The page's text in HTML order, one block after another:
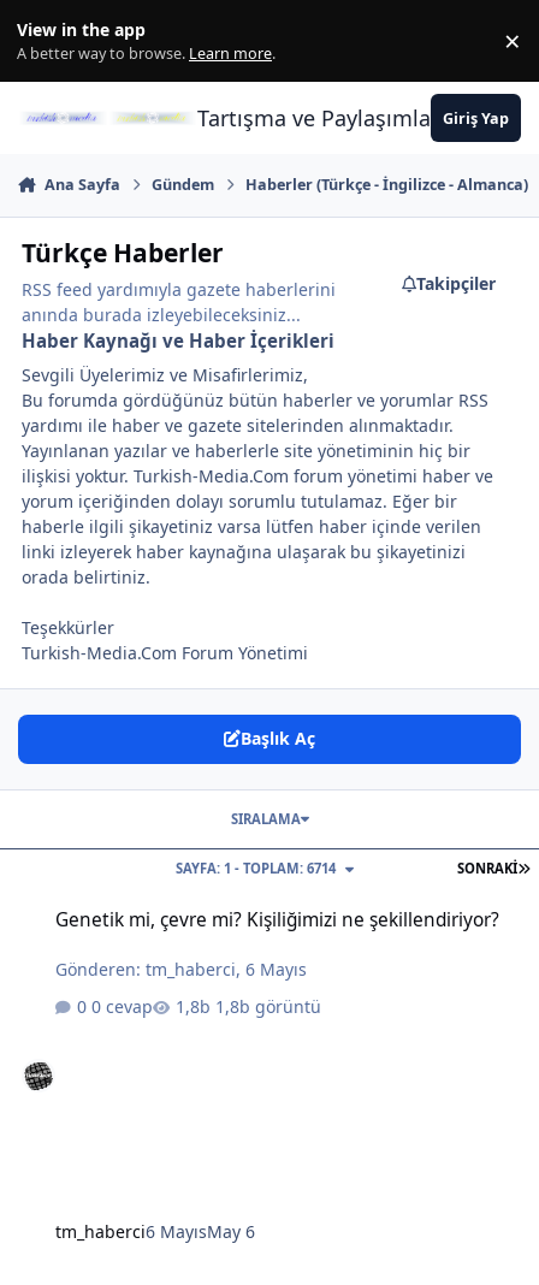
View in the app
A better way to browse. Learn more. ×
Tartışma ve PaylaşımlarınGiriş Yap
Ana Sayfa Gündem Haberler (Türkçe - İngilizce - Almanca)
Türkçe Haberler
RSS feed yardımıyla gazete haberlerini
anında burada izleyebileceksiniz...
Takipçiler
Haber Kaynağı ve Haber İçerikleri
Sevgili Üyelerimiz ve Misafirlerimiz,
Bu forumda gördüğünüz bütün haberler ve yorumlar RSS
yardımı ile haber ve gazete sitelerinden alınmaktadır.
Yayınlanan yazılar ve haberlerle site yönetiminin hiç bir
ilişkisi yoktur. Turkish-Media.Com forum yönetimi haber ve
yorum içeriğinden dolayı sorumlu tutulamaz. Eğer bir
haberle ilgili şikayetiniz varsa lütfen haber içinde verilen
linki izleyerek haber kaynağına ulaşarak bu şikayetinizi
orada belirtiniz.
Teşekkürler
Turkish-Media.Com Forum Yönetimi
Başlık Aç
SONRAKI
SAYFA: 1 - TOPLAM: 6714
SIRALAMA
Genetik mi, çevre mi? Kişiliğimizi ne şekillendiriyor?
Gönderen:tm_haberci,6 Mayıs
0 cevap
1,8b görüntü
tm_haberci6 MayısMay 6